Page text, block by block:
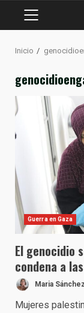
MENÚ
Inicio
Guerra en Gaza
El genocidio
condena a
Maria
Mujeres